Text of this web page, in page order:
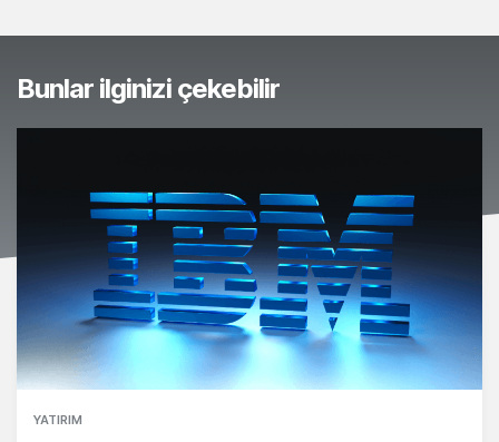
Bunlar ilginizi çekebilir
YATIRIM